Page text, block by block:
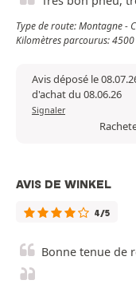
Type de route: Montagne -
Kilomètres parcourus:
Avis déposé le
d'achat du 08.06.26
Signaler
AVIS DE WINKEL
4/5
Bonne tenue de